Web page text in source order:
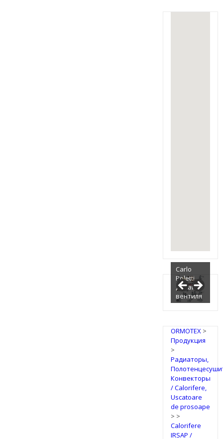
Carlo
Poletti
Дизайн
вентиля
ORMOTEX>
Продукция
>
Радиаторы,
Конвекторы
/ Calorifere,
Uscatoare
de prosoape
> >
Calorifere
IRSAP /